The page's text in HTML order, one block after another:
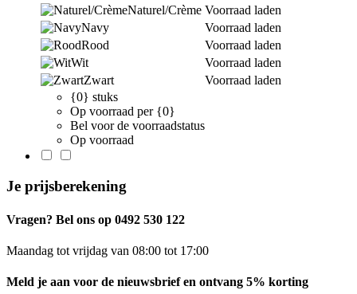
Naturel/Crème Voorraad laden
Navy
Voorraad laden
Rood
Voorraad laden
Wit
Voorraad laden
Zwart
Voorraad laden
{0} stuks
Op voorraad per {0}
Bel voor de voorraadstatus
Op voorraad
Je prijsberekening
Vragen? Bel ons op 0492 530 122
Maandag tot vrijdag van 08:00 tot 17:00
Meld je aan voor de nieuwsbrief en ontvang 5% korting